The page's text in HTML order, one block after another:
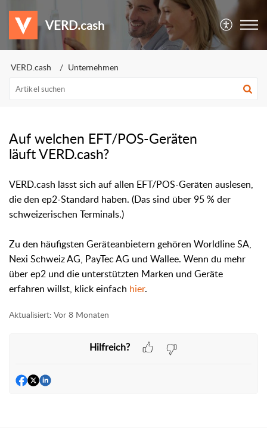
VERD.cash
VERD.cash Unternehmen
Auf welchen EFT/POS-Geräten
läuft VERD.cash?
VERD.cash lässt sich auf allen EFT/POS-Geräten auslesen,
die den ep2-Standard haben. (Das sind über 95 % der
schweizerischen Terminals.)
Zu den häufigsten Geräteanbietern gehören Worldline SA,
Nexi Schweiz AG, PayTec AG und Wallee. Wenn du mehr
über ep2 und die unterstützten Marken und Geräte
erfahren willst, klick einfach hier.
Aktualisiert: Vor 8 Monaten
Hilfreich?